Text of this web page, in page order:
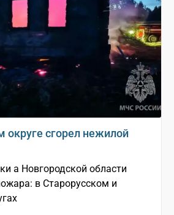
округе сгорел нежилой
а Новгородской области
в Старорусском и